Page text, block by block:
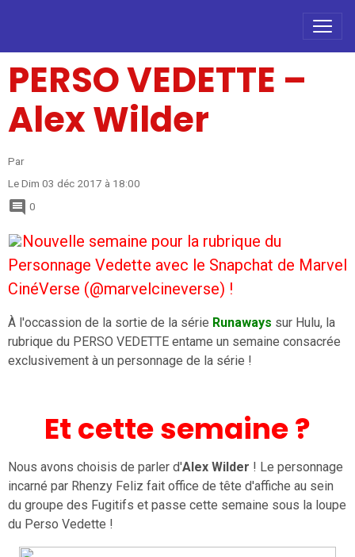
PERSO VEDETTE –​
Alex Wilder
Par
Le Dim 03 déc 2017 à 18:00
0
Nouvelle semaine pour la rubrique du
Personnage Vedette avec le Snapchat de Marvel
CinéVerse (@marvelcineverse) !
À l'occassion de la sortie de la série Runaways sur Hulu, la
rubrique du PERSO VEDETTE entame un semaine consacrée
exclusivement à un personnage de la série !
Et cette semaine ?
Nous avons choisis de parler d'Alex Wilder ! Le personnage
incarné par Rhenzy Feliz fait office de tête d'affiche au sein
du groupe des Fugitifs et passe cette semaine sous la loupe
du Perso Vedette !